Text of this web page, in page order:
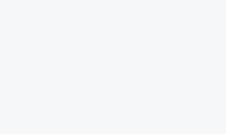
考えるとカルシウムを大量に使う脊椎動
【研究発表】昆虫学の大問題＝「昆虫はなぜ海